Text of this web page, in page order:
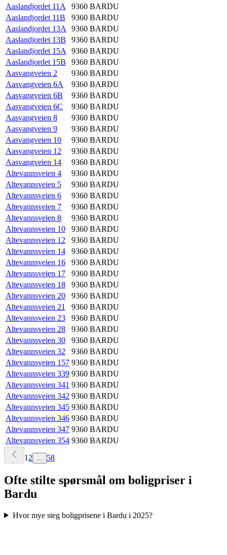
Aaslandjordet 11A 9360 BARDU
Aaslandjordet 11B
9360 BARDU
Aaslandjordet 13A
9360 BARDU
Aaslandjordet 13B
9360 BARDU
Aaslandjordet 15A
9360 BARDU
Aaslandjordet 15B
9360 BARDU
Aasvangveien 2
9360 BARDU
Aasvangveien 6A
9360 BARDU
Aasvangveien 6B
9360 BARDU
Aasvangveien 6C
9360 BARDU
Aasvangveien 8
9360 BARDU
Aasvangveien 9
9360 BARDU
Aasvangveien 10
9360 BARDU
Aasvangveien 12
9360 BARDU
Aasvangveien 14
9360 BARDU
Altevannsveien 4
9360 BARDU
Altevannsveien 5
9360 BARDU
Altevannsveien 6
9360 BARDU
Altevannsveien 7
9360 BARDU
Altevannsveien 8
9360 BARDU
Altevannsveien 10
9360 BARDU
Altevannsveien 12
9360 BARDU
Altevannsveien 14
9360 BARDU
Altevannsveien 16
9360 BARDU
Altevannsveien 17
9360 BARDU
Altevannsveien 18
9360 BARDU
Altevannsveien 20
9360 BARDU
Altevannsveien 21
9360 BARDU
Altevannsveien 23
9360 BARDU
Altevannsveien 28
9360 BARDU
Altevannsveien 30
9360 BARDU
Altevannsveien 32
9360 BARDU
Altevannsveien 157 9360 BARDU
Altevannsveien 339 9360 BARDU
Altevannsveien 341 9360 BARDU
Altevannsveien 342 9360 BARDU
Altevannsveien 345 9360 BARDU
Altevannsveien 346 9360 BARDU
Altevannsveien 347 9360 BARDU
Altevannsveien 354 9360 BARDU
1 2 58
Ofte stilte spørsmål om boligpriser i
Bardu
Hvor mye steg boligprisene i Bardu i 2025?